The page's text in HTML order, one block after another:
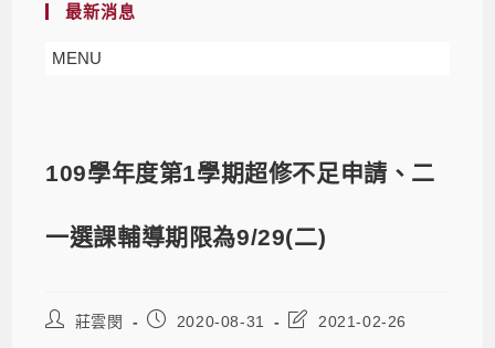
最新消息
MENU
109學年度第1學期超修不足申請、二
一選課輔導期限為9/29(二)
莊雲閔 2020-08-31 2021-02-26